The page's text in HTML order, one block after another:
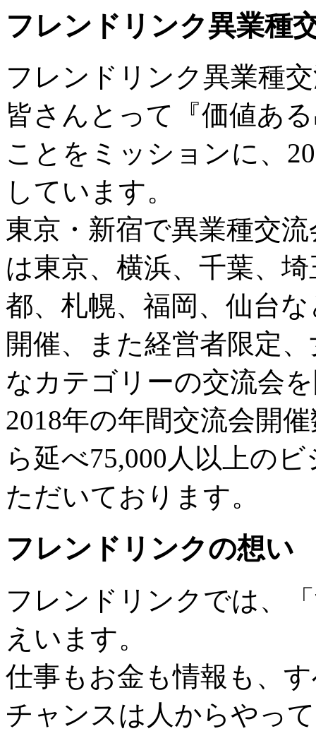
フレンドリンク異業種
フレンドリンク異業種
皆さんとって『価値あ
ことをミッションに、
しています。
東京・新宿で異業種交
は東京、横浜、千葉、
都、札幌、福岡、仙台
開催、また経営者限定
なカテゴリーの交流会
2018年の年間交流会開
ら延べ75,000人以上の
ただいております。
フレンドリンクの想い
フレンドリンクでは、
えいます。
仕事もお金も情報も、
チャンスは人からやっ